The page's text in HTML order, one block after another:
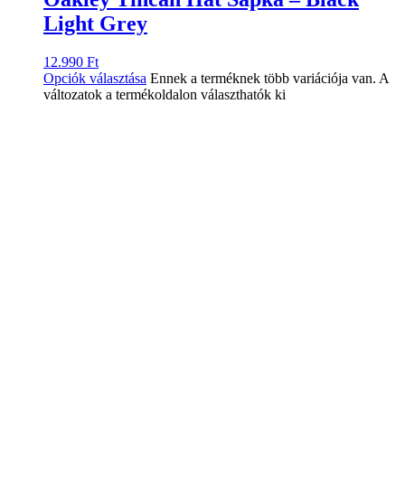
Light Grey
12.990 Ft
Opciók választása Ennek a terméknek több variációja van. A
változatok a termékoldalon választhatók ki